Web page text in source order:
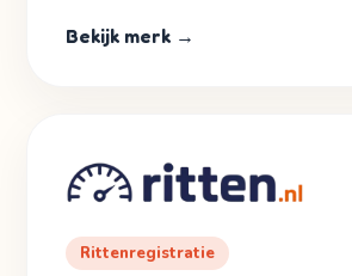
Bekijk merk →
Rittenregistratie